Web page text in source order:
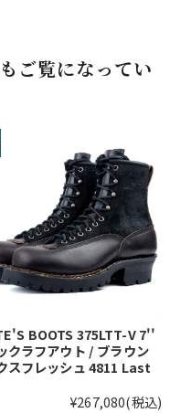
ご覧になってい
BOOTS 375LTT-V 7''
クラフアウト / ブラウン
スフレッシュ 4811 Last
¥267,080(税込)